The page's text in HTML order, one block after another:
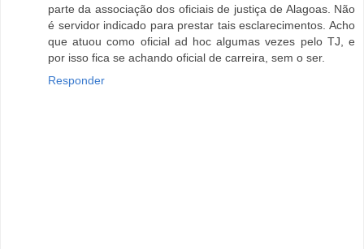
parte da associação dos oficiais de justiça de Alagoas. Não
é servidor indicado para prestar tais esclarecimentos. Acho
que atuou como oficial ad hoc algumas vezes pelo TJ, e
por isso fica se achando oficial de carreira, sem o ser.
Responder